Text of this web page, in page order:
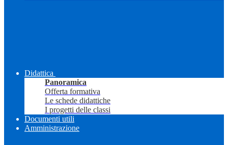
Didattica
Panoramica
Offerta formativa
Le schede didattiche
I progetti delle classi
Documenti utili
Amministrazione